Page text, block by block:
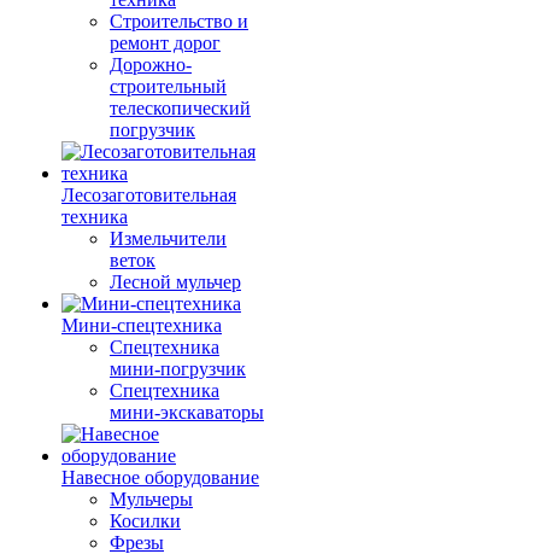
Строительство и
ремонт дорог
Дорожно-
строительный
телескопический
погрузчик
Лесозаготовительная
техника
Измельчители
веток
Лесной мульчер
Мини-спецтехника
Спецтехника
мини-погрузчик
Спецтехника
мини-экскаваторы
Навесное оборудование
Мульчеры
Косилки
Фрезы